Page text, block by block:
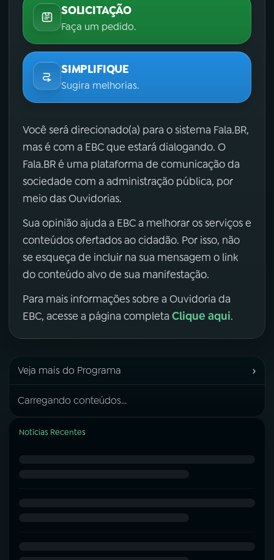
SOLICITAÇÃO
Faça um pedido.
SIMPLIFIQUE
Sugira melhorias.
Você será direcionado(a) para o sistema Fala.BR,
mas é com a EBC que estará dialogando. O
Fala.BR é uma plataforma de comunicação da
sociedade com a administração pública, por
meio das Ouvidorias.
Sua opinião ajuda a EBC a melhorar os serviços e
conteúdos ofertados ao cidadão. Por isso, não
se esqueça de incluir na sua mensagem o link
do conteúdo alvo de sua manifestação.
Para mais informações sobre a Ouvidoria da
EBC, acesse a página completa Clique aqui.
Veja mais do Programa ›
Carregando conteúdos...
Notícias Recentes